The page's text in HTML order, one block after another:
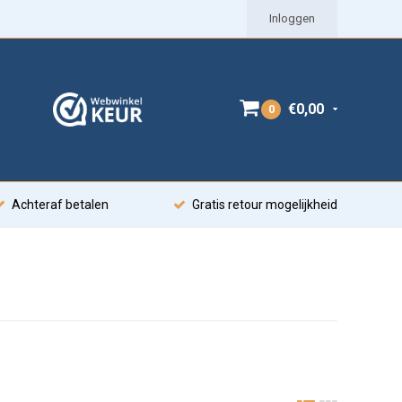
Inloggen
0 €0,00
Achteraf betalen Gratis retour mogelijkheid